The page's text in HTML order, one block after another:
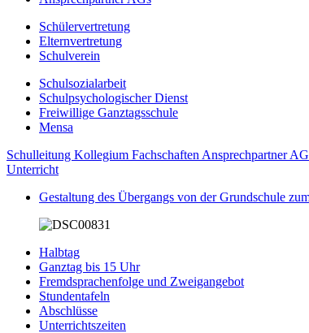
Schülervertretung
Elternvertretung
Schulverein
Schulsozialarbeit
Schulpsychologischer Dienst
Freiwillige Ganztagsschule
Mensa
Schulleitung Kollegium Fachschaften Ansprechpartner
Unterricht
Gestaltung des Übergangs von der Grundschule
Halbtag
Ganztag bis 15 Uhr
Fremdsprachenfolge und Zweigangebot
Stundentafeln
Abschlüsse
Unterrichtszeiten